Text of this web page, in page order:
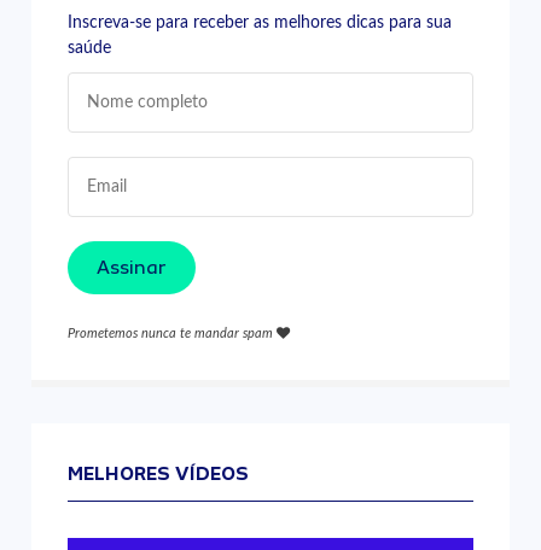
Inscreva-se para receber as melhores dicas para sua
saúde
Assinar
Prometemos nunca te mandar spam
MELHORES VÍDEOS